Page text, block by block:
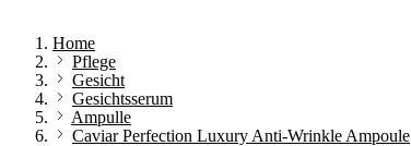
Home
Pflege
Gesicht
Gesichtsserum
Ampulle
Caviar Perfection Luxury Anti-Wrinkle Ampoule